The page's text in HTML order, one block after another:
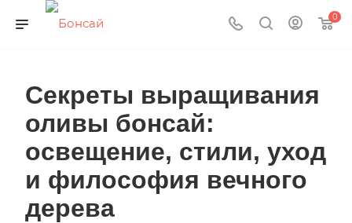
0
Секреты выращивания
оливы бонсай:
освещение, стили, уход
и философия вечного
дерева